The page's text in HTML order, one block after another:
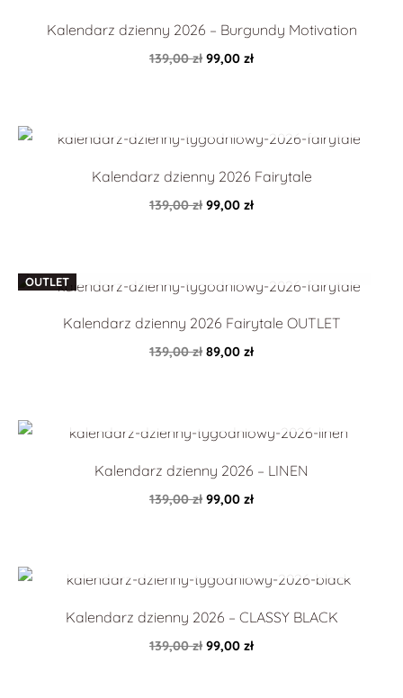
Kalendarz dzienny 2026 – Burgundy Motivation
139,00zł 99,00 zł
Kalendarz dzienny 2026 Fairytale
139,00zł
cena
139,00 zł.
99,00 zł
cena
99,00 zł.
OUTLET
Kalendarz dzienny 2026 Fairytale OUTLET
139,00zł
cena
139,00 zł.
89,00 zł
cena
89,00 zł.
Kalendarz dzienny 2026 – LINEN
139,00zł
cena
139,00 zł.
99,00 zł
cena
99,00 zł.
Kalendarz dzienny 2026 – CLASSY BLACK
139,00zł
cena
139,00 zł.
99,00 zł
cena
99,00 zł.